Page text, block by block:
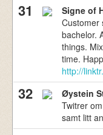
31 Signe of
Customer
bachelor.
things.
time.
http://
32 Øystein
Twitrer
samt litt